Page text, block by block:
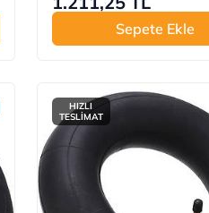
Sepete Ekle
HIZLI
TESLİMAT